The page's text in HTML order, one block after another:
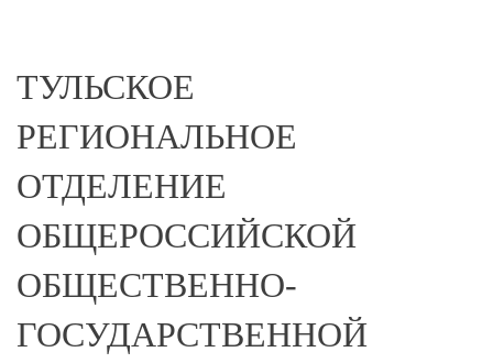
ТУЛЬСКОЕ
РЕГИОНАЛЬНОЕ
ОТДЕЛЕНИЕ
ОБЩЕРОССИЙСКОЙ
ОБЩЕСТВЕННО-
ГОСУДАРСТВЕННОЙ